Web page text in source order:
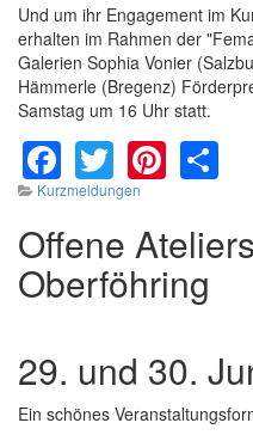
Und um ihr Engagement im
erhalten im Rahmen der
Galerien Sophia Vonier
Hämmerle (Bregenz)
Samstag um 16 Uhr statt.
Facebook
Twitter
Kurzmeldungen
Offene
Oberföhring
29. und 30.
Ein schönes